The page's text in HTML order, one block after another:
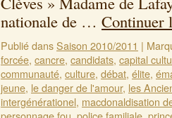
nationale de … Continuer
Publié dansSaison 2010/2011 |
forcée, cancre, candidats, capital
communauté, culture, débat, élite,
jeune, le danger de l'amour, les
intergénérationel, macdonaldisation